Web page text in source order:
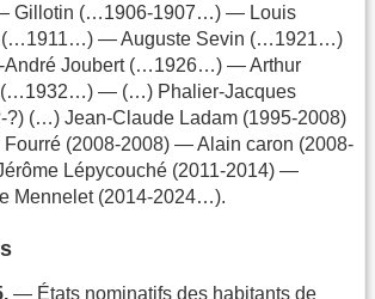
Gillotin (…1906-1907…) — Louis
(…1911…) — Auguste Sevin (…1921…)
Joubert (…1926…) — Arthur
(…1932…) — (…) Phalier-Jacques
?) (…) Jean-Claude Ladam (1995-2008)
(2008-2008) — Alain caron (2008-
Lépycouché (2011-2014) —
Mennelet (2014-2024…).
— États nominatifs des habitants de